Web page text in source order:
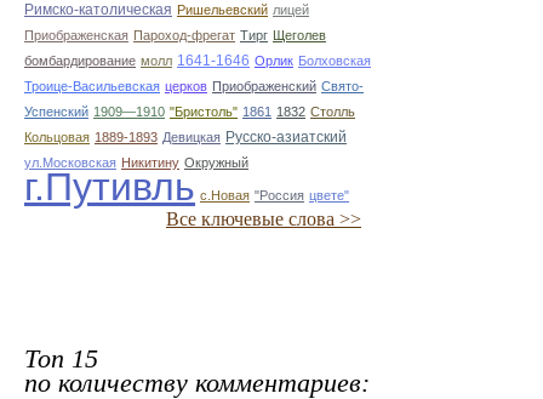
Римско-католическая Ришельевский лицей
Приображенская Пароход-фрегат Тирг Щеголев
бомбардирование молл 1641-1646 Орлик Болховская
Троице-Васильевская церков Приображенский Свято-
Успенский 1909—1910 "Бристоль" 1861 1832 Столль
Кольцовая 1889-1893 Девицкая Русско-азиатский
ул.Московская Никитину Окружный
г.Путивль с.Новая "Россия цвете"
Все ключевые слова >>
Топ 15
по количеству комментариев: